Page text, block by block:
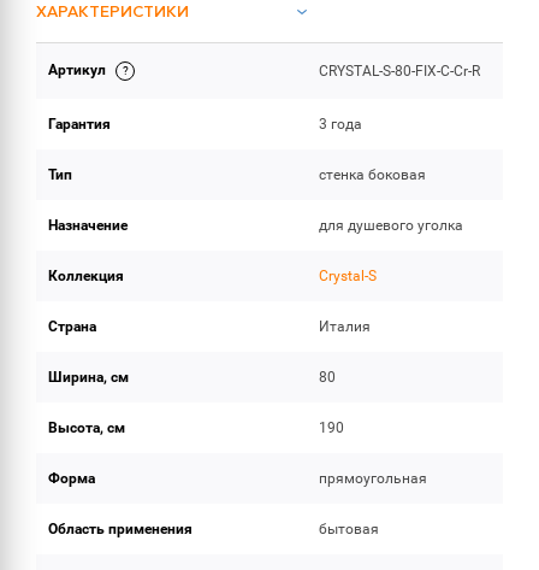
ХАРАКТЕРИСТИКИ
ОБЪЕМ ПОСТАВКИ
Артикул CRYSTAL-S-80-FIX-C-Cr-R
Гарантия 3 года
Тип стенка боковая
Назначение для душевого уголка
Коллекция Crystal-S
Страна Италия
Ширина, см 80
Высота, см 190
Форма прямоугольная
Область применения бытовая